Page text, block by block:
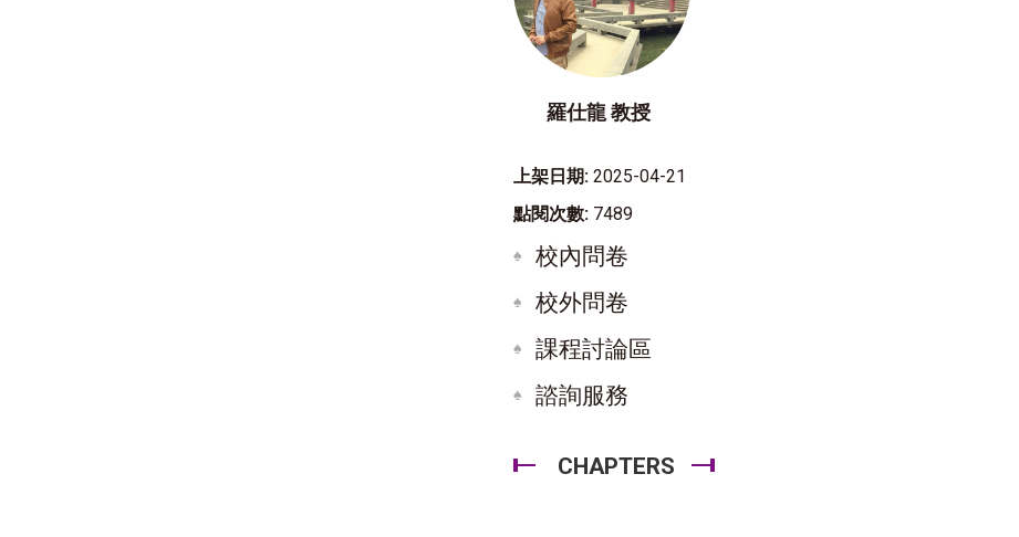
羅仕龍 教授
上架日期: 2025-04-21
點閱次數: 7489
校內問卷
校外問卷
課程討論區
諮詢服務
CHAPTERS